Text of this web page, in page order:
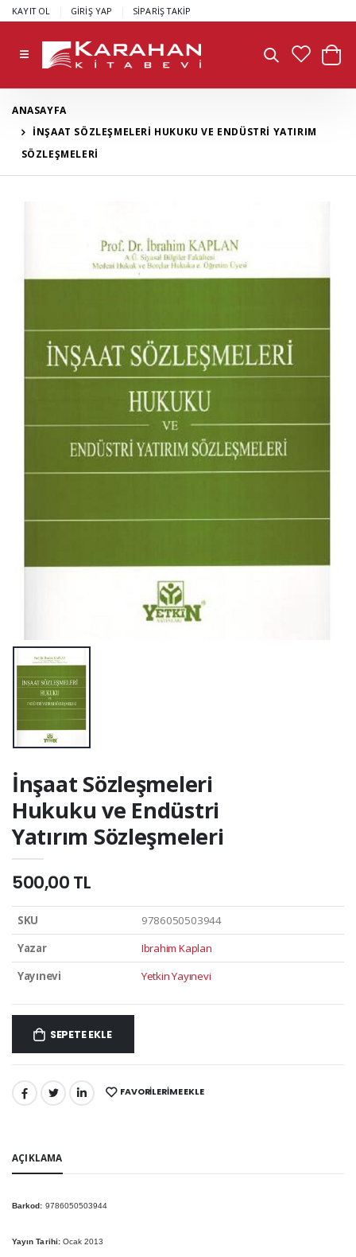
KAYIT OL GİRİŞ YAP SİPARİŞ TAKİP
ANASAYFA
İNŞAAT SÖZLEŞMELERİ HUKUKU VE ENDÜSTRİ YATIRIM
SÖZLEŞMELERİ
İnşaat Sözleşmeleri
Hukuku ve Endüstri
Yatırım Sözleşmeleri
500,00 TL
SKU
9786050503944
Yazar
Ibrahim Kaplan
Yayınevi
Yetkin Yayınevi
SEPETE EKLE
PAYLAŞ: FAVORILERIME EKLE
AÇIKLAMA
Barkod: 9786050503944
Yayın Tarihi:Ocak 2013